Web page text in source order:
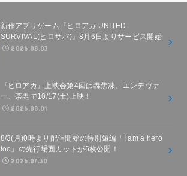
新作アプリゲーム『ヒロアカ UNITED
SURVIVAL(ヒロサバ)』8月6日よりサービス開始
2026.08.03
『ヒロアカ』上映会第4回は轟焦凍、エンデヴァ
ー、荼毘で10/17(土)上映！
2026.08.01
8/3(月)0時より配信開始の特別短編「I am a hero
too」の先行場面カットが6枚公開！
2026.07.30